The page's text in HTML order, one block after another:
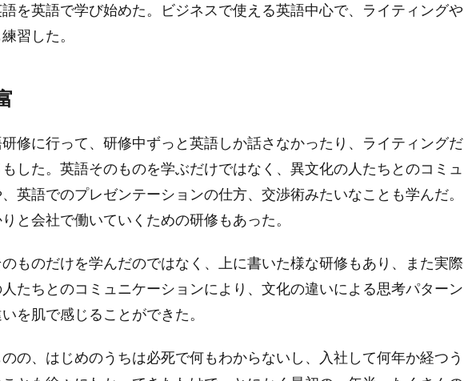
を英語で学び始めた。ビジネスで使える英語中心で、ライティングや
習した。
修に行って、研修中ずっと英語しか話さなかったり、ライティングだ
した。英語そのものを学ぶだけではなく、異文化の人たちとのコミュ
英語でのプレゼンテーションの仕方、交渉術みたいなことも学んだ。
と会社で働いていくための研修もあった。
ものだけを学んだのではなく、上に書いた様な研修もあり、また実際
たちとのコミュニケーションにより、文化の違いによる思考パターン
を肌で感じることができた。
の、はじめのうちは必死で何もわからないし、入社して何年か経つう